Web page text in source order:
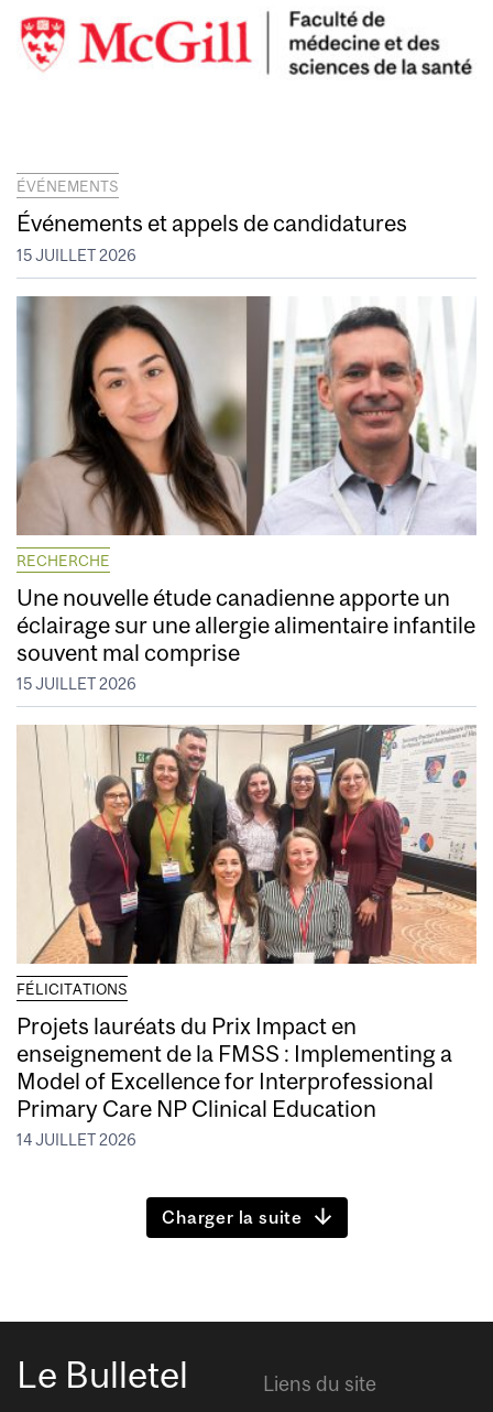
ÉVÉNEMENTS
Événements et appels de candidatures
15 JUILLET 2026
RECHERCHE
Une nouvelle étude canadienne apporte un
éclairage sur une allergie alimentaire infantile
souvent mal comprise
15 JUILLET 2026
FÉLICITATIONS
Projets lauréats du Prix Impact en
enseignement de la FMSS : Implementing a
Model of Excellence for Interprofessional
Primary Care NP Clinical Education
14 JUILLET 2026
Charger la suite
Le Bulletel Liens du site